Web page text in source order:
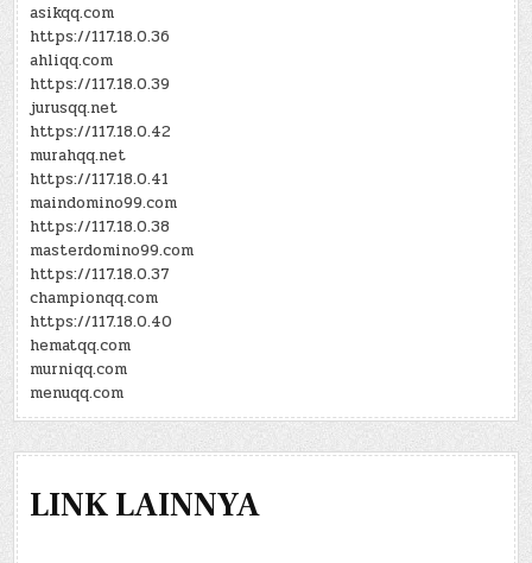
asikqq.com
https://117.18.0.36
ahliqq.com
https://117.18.0.39
jurusqq.net
https://117.18.0.42
murahqq.net
https://117.18.0.41
maindomino99.com
https://117.18.0.38
masterdomino99.com
https://117.18.0.37
championqq.com
https://117.18.0.40
hematqq.com
murniqq.com
menuqq.com
LINK LAINNYA